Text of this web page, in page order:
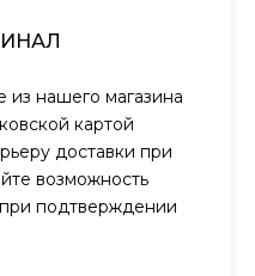
из нашего магазина
картой
доставки при
возможность
подтверждении